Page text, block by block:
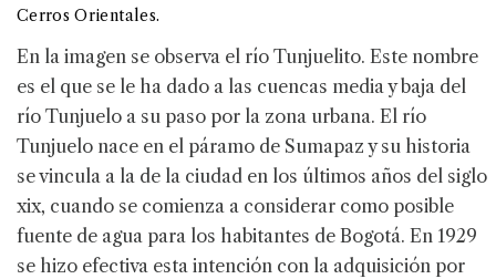
Cerros Orientales.
En la imagen se observa el río Tunjuelito. Este nombre
es el que se le ha dado a las cuencas media y baja del
río Tunjuelo a su paso por la zona urbana. El río
Tunjuelo nace en el páramo de Sumapaz y su historia
se vincula a la de la ciudad en los últimos años del siglo
xix, cuando se comienza a considerar como posible
fuente de agua para los habitantes de Bogotá. En 1929
se hizo efectiva esta intención con la adquisición por